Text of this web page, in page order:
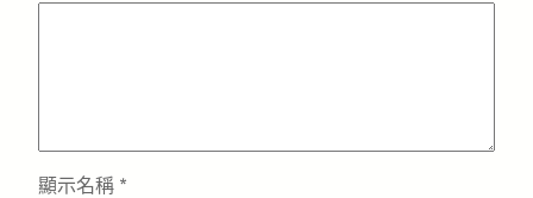
顯示名稱 *